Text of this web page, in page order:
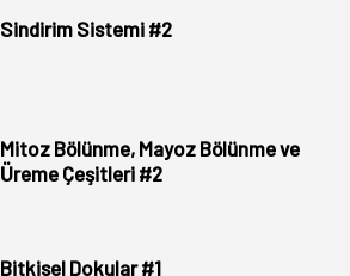
Sindirim Sistemi #2
Mitoz Bölünme, Mayoz Bölünme ve
Üreme Çeşitleri #2
Bitkisel Dokular #1